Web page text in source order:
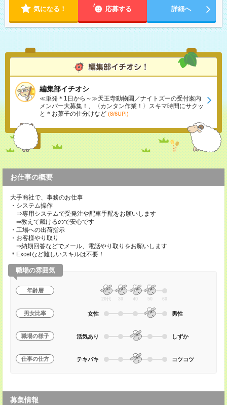
気になる！ 応募する 詳細へ
編集部イチオシ
≪単発＊1日から～≫天王寺動物園／ナイトズーの受付案内
メンバー大募集！、〈カンタン作業！〉スキマ時間にサクッ
と＊お菓子の仕分けなど (8/6UP!)
お仕事の概要
大手商社で、事務のお仕事
・システム操作
⇒専用システムで受発注や配車手配をお願いします
⇒教えて戴けるので安心です
・工場への出荷指示
・お客様やり取り
⇒納期回答などでメール、電話やり取りをお願いします
＊Excelなど難しいスキルは不要！
職場の雰囲気
年齢層
20代 30 40 50 60
男女比率 女性 男性
職場の様子 活気あり しずか
仕事の仕方 テキパキ コツコツ
募集情報